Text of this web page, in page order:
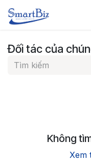
Bỏ qua để đến Nội dung
Đối tác của
Không
Xem